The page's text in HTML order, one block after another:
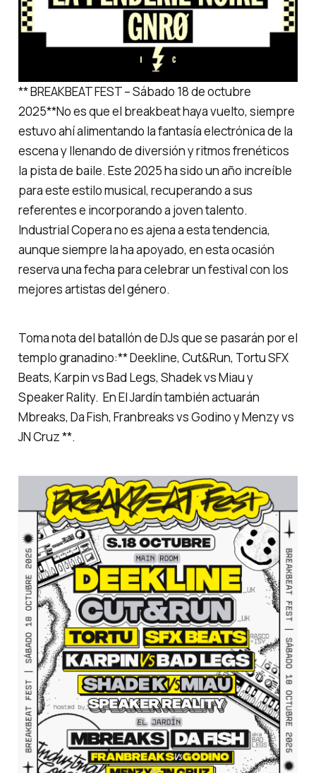
** BREAKBEAT FEST – Sábado 18 de octubre
2025**No es que el breakbeat haya vuelto, siempre
estuvo ahí alimentando la fantasía electrónica de la
escena y llenando de diversión y ritmos frenéticos
la pista de baile. Este 2025 ha sido un año increíble
para este estilo musical, recuperando a sus
referentes e incorporando a joven talento.
Industrial Copera no es ajena a esta tendencia,
aunque siempre la ha apoyado, en esta ocasión
reserva una fecha para celebrar un festival con los
mejores artistas del género.
Toma nota del batallón de DJs que se pasarán por el
templo granadino:** Deekline, Cut&Run, Tortu SFX
Beats, Karpin vs Bad Legs, Shadek vs Miau y
Speaker Rality. En El Jardín también actuarán
Mbreaks, Da Fish, Franbreaks vs Godino y Menzy vs
JN Cruz **.